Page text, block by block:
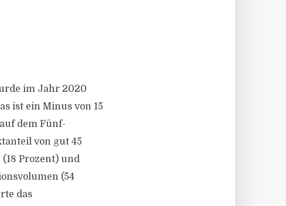
im Jahr 2020
ist ein Minus von 15
dem Fünf-
von gut 45
Prozent) und
(54
das